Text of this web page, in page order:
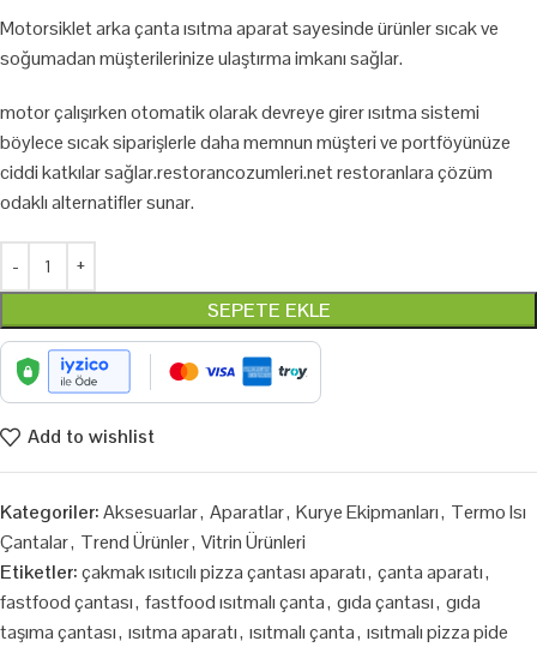
Motorsiklet arka çanta ısıtma aparat sayesinde ürünler sıcak ve
soğumadan müşterilerinize ulaştırma imkanı sağlar.
motor çalışırken otomatik olarak devreye girer ısıtma sistemi
böylece sıcak siparişlerle daha memnun müşteri ve portföyünüze
ciddi katkılar sağlar.restorancozumleri.net restoranlara çözüm
odaklı alternatifler sunar.
SEPETE EKLE
Add to wishlist
Kategoriler:Aksesuarlar, Aparatlar, Kurye Ekipmanları, Termo Isı
Çantalar, Trend Ürünler, Vitrin Ürünleri
Etiketler:çakmak ısıtıcılı pizza çantası aparatı, çanta aparatı,
fastfood çantası, fastfood ısıtmalı çanta, gıda çantası, gıda
taşıma çantası, ısıtma aparatı, ısıtmalı çanta, ısıtmalı pizza pide